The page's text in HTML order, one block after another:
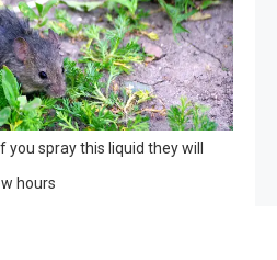
you spray this liquid they will
hours